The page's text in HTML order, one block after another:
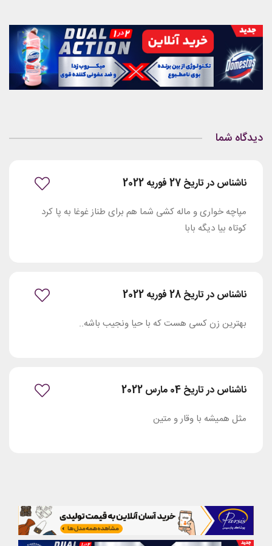
دیدگاه شما
ناشناس در تاریخ 27 فوریه 2022
مپاچه خواری و ماله کشی شما هم برای طناز غوغا به پا کرد
کوتاه بیا دیگه بابا
ناشناس در تاریخ 28 فوریه 2022
بهترین زن کسی هست که با حیا ونجیب باشه..
ناشناس در تاریخ 04 مارس 2022
مثل همیشه با وقار و متین